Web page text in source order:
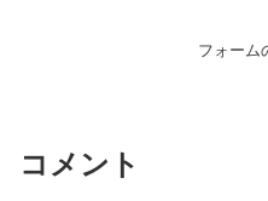
フォーム
コメント